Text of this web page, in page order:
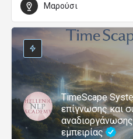
Μαρούσι
TimeScape
επίγνωσης και
εμπειρίας